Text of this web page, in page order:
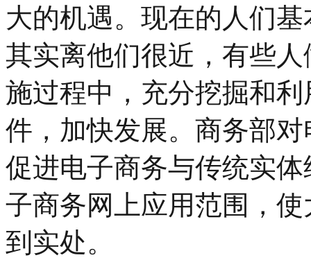
大的机遇。现在的人们
其实离他们很近，有些
施过程中，充分挖掘和
件，加快发展。商务部
促进电子商务与传统实
子商务网上应用范围，
到实处。